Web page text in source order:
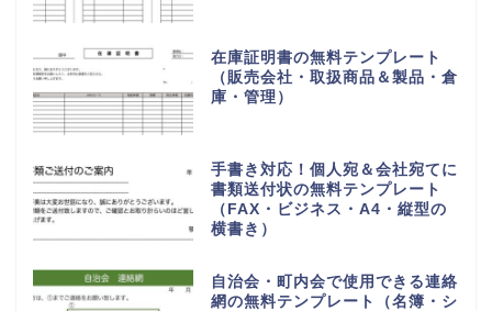
在庫証明書の無料テンプレート
（販売会社・取扱商品＆製品・倉
庫・管理）
手書き対応！個人宛＆会社宛てに
書類送付状の無料テンプレート
（FAX・ビジネス・A4・縦型の
横書き）
自治会・町内会で使用できる連絡
網の無料テンプレート（名簿・シ